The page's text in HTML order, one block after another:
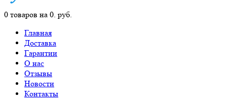
0 товаров на 0. руб.
Главная
Доставка
Гарантии
О нас
Отзывы
Новости
Контакты